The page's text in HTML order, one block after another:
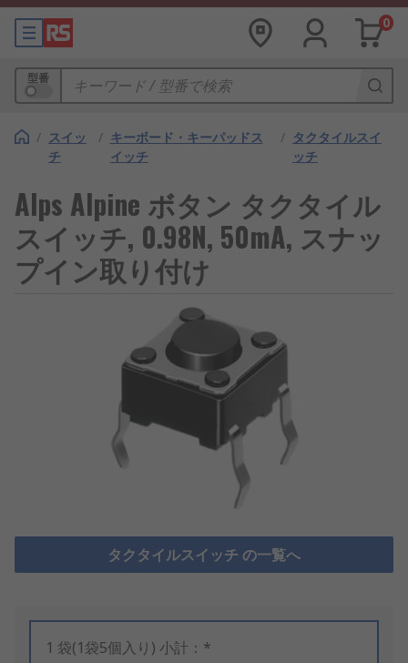
0
型番
/ スイッ
チ
/ キーボード・キーパッドス
イッチ
/ タクタイルスイ
ッチ
Alps Alpine ボタン タクタイル
スイッチ, 0.98N, 50mA, スナッ
プイン取り付け
タクタイルスイッチ の一覧へ
1 袋(1袋5個入り) 小計：*